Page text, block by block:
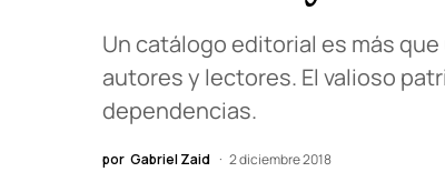
Un catálogo editorial es más
autores y lectores. El valioso
dependencias.
por Gabriel Zaid 2 diciembre 2018